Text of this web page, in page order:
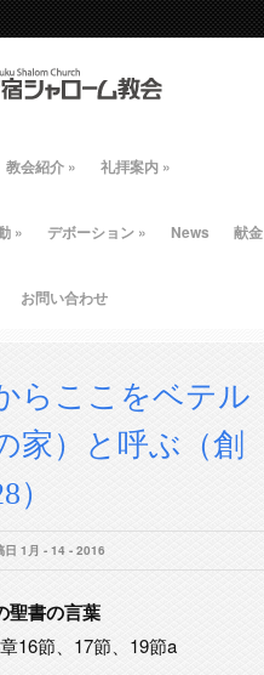
教会紹介 » 礼拝案内 »
» デボーション » News 献金
お問い合わせ
らここをベテル
家）と呼ぶ（創
）
日 1月 - 14 - 2016
聖書の言葉
16節、17節、19節a